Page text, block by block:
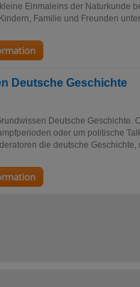
Einmaleins der Naturkunde
Familie und Freunden
Deutsche Geschichte
Deutsche Geschichte.
oder um politische
die deutsche